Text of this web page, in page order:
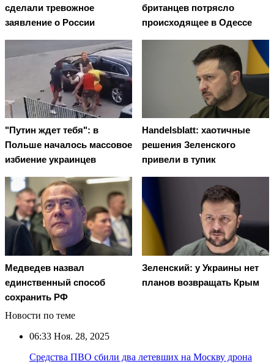
сделали тревожное
заявление о России
британцев потрясло
происходящее в Одессе
"Путин ждет тебя": в
Польше началось массовое
избиение украинцев
Handelsblatt: хаотичные
решения Зеленского
привели в тупик
Медведев назвал
единственный способ
сохранить РФ
Зеленский: у Украины нет
планов возвращать Крым
Новости по теме
06:33 Ноя. 28, 2025
Средства ПВО сбили два летевших на Москву дрона